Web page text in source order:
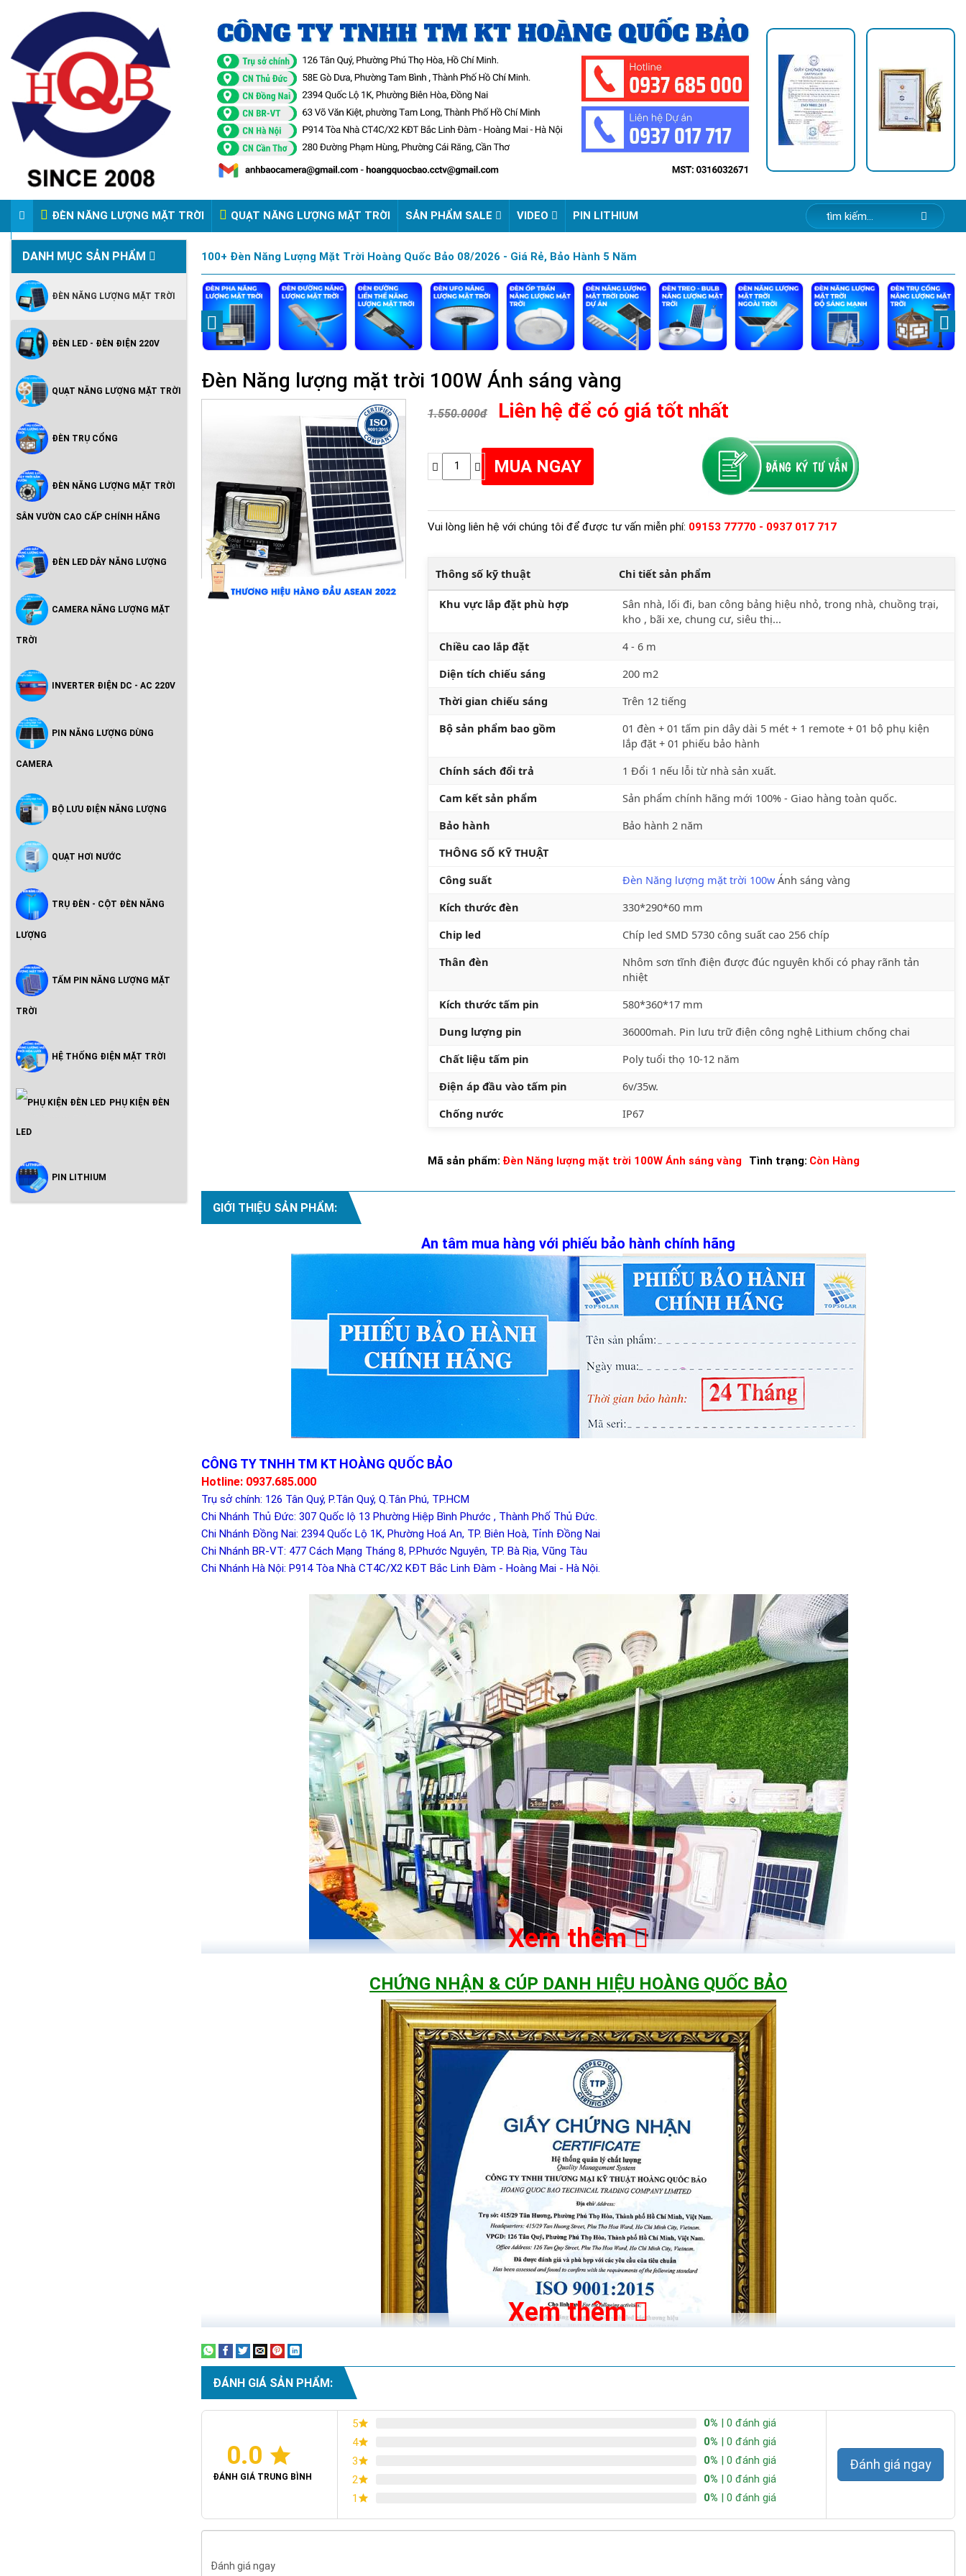
ĐÈN NĂNG LƯỢNG MẶT TRỜI QUẠT NĂNG LƯỢNG MẶT TRỜI SẢN PHẨM SALE VIDEO PIN LITHIUM
VIDEO ĐÈN PHA ĐIỆN 220V
DANH MỤC SẢN PHẨM
ĐÈN NĂNG LƯỢNG MẶT TRỜI
Vườn Cao Cấp Chính Hãng
ĐÈN LED - ĐÈN ĐIỆN 220V
Hoàng Quốc Bảo - Độ Sáng Cao,
QUẠT NĂNG LƯỢNG MẶT TRỜI
ĐÈN TRỤ CỔNG
ĐÈN NĂNG LƯỢNG MẶT TRỜI
SÂN VƯỜN CAO CẤP CHÍNH HÃNG
ĐÈN LED DÂY NĂNG LƯỢNG
CAMERA NĂNG LƯỢNG MẶT
TRỜI
INVERTER ĐIỆN DC - AC 220V
PIN NĂNG LƯỢNG DÙNG
CAMERA
BỘ LƯU ĐIỆN NĂNG LƯỢNG
QUẠT HƠI NƯỚC
TRỤ ĐÈN - CỘT ĐÈN NĂNG
LƯỢNG
TẤM PIN NĂNG LƯỢNG MẶT
TRỜI
HỆ THỐNG ĐIỆN MẶT TRỜI
Inveter Hòa Lưới Có Lưu Trữ -
PHỤ KIỆN ĐÈN
LED
PIN LITHIUM
100+ Đèn Năng Lượng Mặt Trời Hoàng Quốc Bảo 08/2026 - Giá Rẻ, Bảo Hành 5 Năm
Đèn Năng lượng mặt trời 100W Ánh sáng vàng
1.550.000đ Liên hệ để có giá tốt nhất
Vui lòng liên hệ với chúng tôi để được tư vấn miễn phí: 09153 77770 - 0937 017 717
Thông số kỹ thuật Chi tiết sản phẩm
Khu vực lắp đặt phù hợp
Sân nhà, lối đi, ban công bảng hiệu nhỏ, trong nhà, chuồng trại,
kho , bãi xe, chung cư, siêu thị...
Chiều cao lắp đặt
4 - 6 m
Diện tích chiếu sáng
200 m2
Thời gian chiếu sáng
Trên 12 tiếng
Bộ sản phẩm bao gồm
01 đèn + 01 tấm pin dây dài 5 mét + 1 remote + 01 bộ phụ kiện
lắp đặt + 01 phiếu bảo hành
Chính sách đổi trả
1 Đổi 1 nếu lỗi từ nhà sản xuất.
Cam kết sản phẩm
Sản phẩm chính hãng mới 100% - Giao hàng toàn quốc.
Bảo hành
Bảo hành 2 năm
THÔNG SỐ KỸ THUẬT
Công suất
Đèn Năng lượng mặt trời 100wÁnh sáng vàng
Kích thước đèn
330*290*60 mm
Chip led
Chíp led SMD 5730 công suất cao 256 chíp
Thân đèn
Nhôm sơn tĩnh điện được đúc nguyên khối có phay rãnh tản
nhiệt
Kích thước tấm pin
580*360*17 mm
Dung lượng pin
36000mah. Pin lưu trữ điện công nghệ Lithium chống chai
Chất liệu tấm pin
Poly tuổi thọ 10-12 năm
Điện áp đầu vào tấm pin
6v/35w.
Chống nước
IP67
Mã sản phẩm: Đèn Năng lượng mặt trời 100W Ánh sáng vàng Tình trạng: Còn Hàng
GIỚI THIỆU SẢN PHẨM:
An tâm mua hàng với phiếu bảo hành chính hãng
CÔNG TY TNHH TM KT HOÀNG QUỐC BẢO
Hotline: 0937.685.000
Trụ sở chính: 126 Tân Quý, P.Tân Quý, Q.Tân Phú, TP.HCM
Chi Nhánh Thủ Đức: 307 Quốc lộ 13 Phường Hiệp Bình Phước , Thành Phố Thủ Đức.
Chi Nhánh Đồng Nai: 2394 Quốc Lộ 1K, Phường Hoá An, TP. Biên Hoà, Tỉnh Đồng Nai
Chi Nhánh BR-VT: 477 Cách Mạng Tháng 8, P.Phước Nguyên, TP. Bà Rịa, Vũng Tàu
Chi Nhánh Hà Nội: P914 Tòa Nhà CT4C/X2 KĐT Bắc Linh Đàm - Hoàng Mai - Hà Nội.
Xem thêm
CHỨNG NHẬN & CÚP DANH HIỆU HOÀNG QUỐC BẢO
Xem thêm
ĐÁNH GIÁ SẢN PHẨM:
0.0
ĐÁNH GIÁ TRUNG BÌNH
5 0% | 0 đánh giá
4
0% | 0 đánh giá
3
0% | 0 đánh giá
2
0% | 0 đánh giá
1
0% | 0 đánh giá
Đánh giá ngay
Đánh giá ngay